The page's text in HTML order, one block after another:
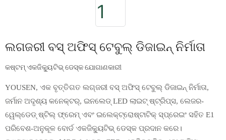
ଲଗଜରୀ ବସ୍ ଅଫିସ୍ ଟେବୁଲ୍ ଡିଜାଇନ୍ ନିର୍ମାତା
କଷ୍ଟମ୍ ଏକଜିକ୍ୟୁଟିଭ୍ ଡେସ୍କ ଯୋଗାଣକାରୀ
YOUSEN, ଏକ ବୃତ୍ତିଗତ ଲଗ୍ଜରୀ ବସ୍ ଅଫିସ୍ ଟେବୁଲ୍ ଡିଜାଇନ୍ ନିର୍ମାତା,
ଜର୍ମାନ ଅଦୃଶ୍ୟ କନେକ୍ଟର୍, ଇନଲେଡ୍ LED ଲାଇଟ୍ ଷ୍ଟ୍ରିପ୍ସ, ଲେଜର-
ୱେଲ୍ଡେଡ୍ ଷ୍ଟିଲ୍ ଫ୍ରେମ୍ ଏବଂ ଇଲେକ୍ଟ୍ରୋଷ୍ଟାଟିକ୍ ସ୍ପ୍ରେଇଂ ସହିତ E1
ପରିବେଶ-ଅନୁକୂଳ ବୋର୍ଡ ଏକଜିକ୍ୟୁଟିଭ୍ ଡେସ୍କ ପ୍ରଦାନ କରେ।